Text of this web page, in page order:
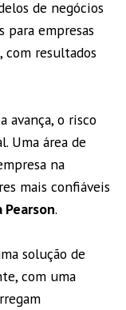
de negócios
empresas
com resultados
avança, o risco
Uma área de
na
mais confiáveis
.
solução de
com uma